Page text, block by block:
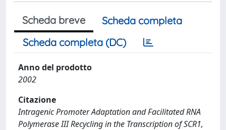
Scheda breve
Scheda completa
Scheda completa (DC)
Anno del prodotto
2002
Citazione
Intragenic Promoter Adaptation and Facilitated RNA
Polymerase III Recycling in the Transcription of SCR1,